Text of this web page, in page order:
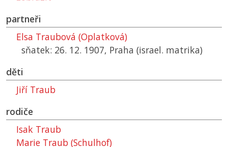
partneři
Elsa Traubová (Oplatková)
sňatek: 26. 12. 1907, Praha (israel. matrika)
děti
Jiří Traub
rodiče
Isak Traub
Marie Traub (Schulhof)